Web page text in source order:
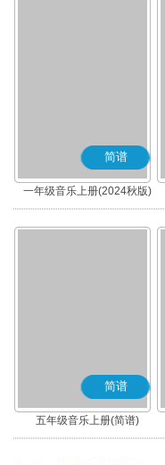
简谱
一年级音乐上册(2024秋版)
(简谱)
简谱
五年级音乐上册(简谱)